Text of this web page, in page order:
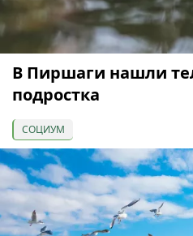
В Пиршаги нашли
подростка
СОЦИУМ